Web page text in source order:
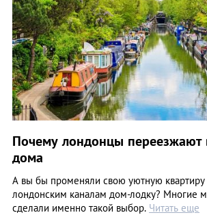
Почему лондонцы переезжают
дома
А вы бы променяли свою уютную
лондонским каналам дом-лодку? Многие
сделали именно такой выбор. Читать еще